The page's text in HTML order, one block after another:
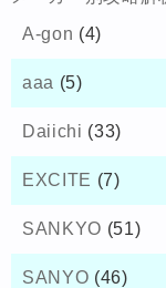
A-gon (4)
aaa (5)
Daiichi (33)
EXCITE (7)
SANKYO (51)
SANYO (46)